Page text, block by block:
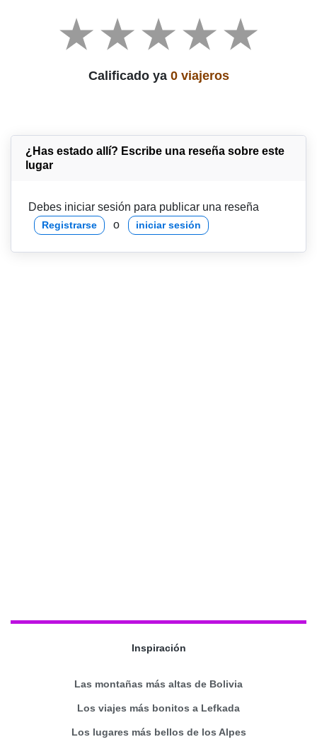
Calificado ya 0 viajeros
¿Has estado allí? Escribe una reseña sobre este
lugar
Debes iniciar sesión para publicar una reseña
Registrarse o iniciar sesión
Inspiración
Las montañas más altas de Bolivia
Los viajes más bonitos a Lefkada
Los lugares más bellos de los Alpes